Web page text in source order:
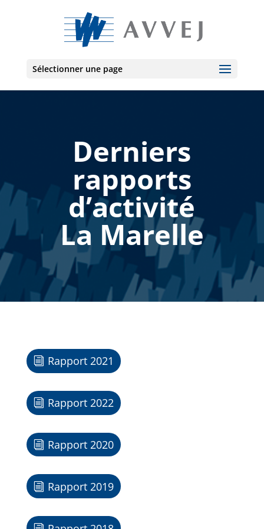
Sélectionner une page
Derniers
rapports
d’activité
La Marelle
Rapport 2021
Rapport 2022
Rapport 2020
Rapport 2019